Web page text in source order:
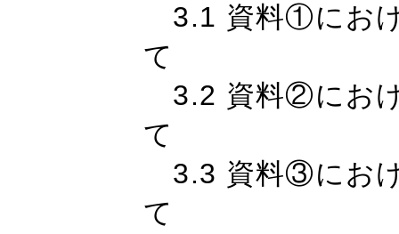
3.1 資料①にお
て
3.2 資料②にお
て
3.3 資料③にお
て